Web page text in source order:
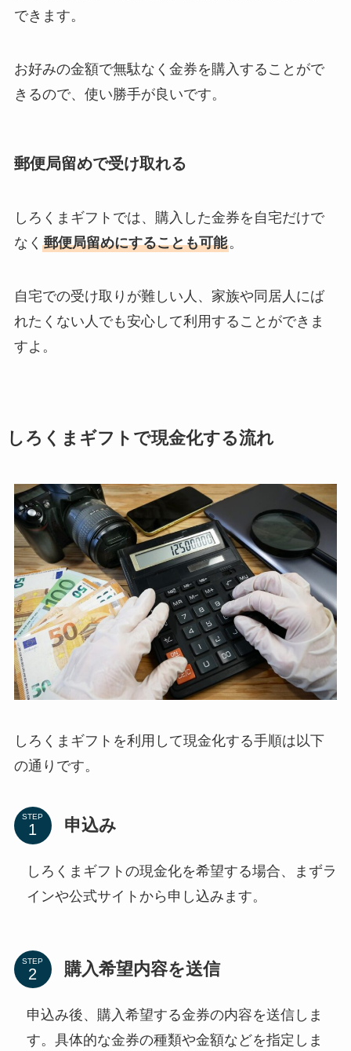
できます。
お好みの金額で無駄なく金券を購入することがで
きるので、使い勝手が良いです。
郵便局留めで受け取れる
しろくまギフトでは、購入した金券を自宅だけで
なく 郵便局留めにすることも可能。
自宅での受け取りが難しい人、家族や同居人にば
れたくない人でも安心して利用することができま
すよ。
しろくまギフトで現金化する流れ
しろくまギフトを利用して現金化する手順は以下
の通りです。
STEP 申込み
しろくまギフトの現金化を希望する場合、まずラ
インや公式サイトから申し込みます。
STEP 購入希望内容を送信
申込み後、購入希望する金券の内容を送信しま
す。具体的な金券の種類や金額などを指定しま